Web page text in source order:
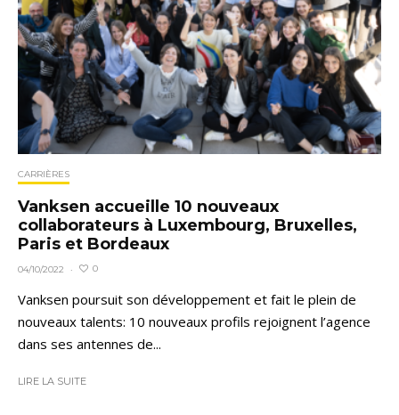
CARRIÈRES
Vanksen accueille 10 nouveaux
collaborateurs à Luxembourg, Bruxelles,
Paris et Bordeaux
04/10/2022 · 0
Vanksen poursuit son développement et fait le plein de
nouveaux talents: 10 nouveaux profils rejoignent l’agence
dans ses antennes de...
LIRE LA SUITE